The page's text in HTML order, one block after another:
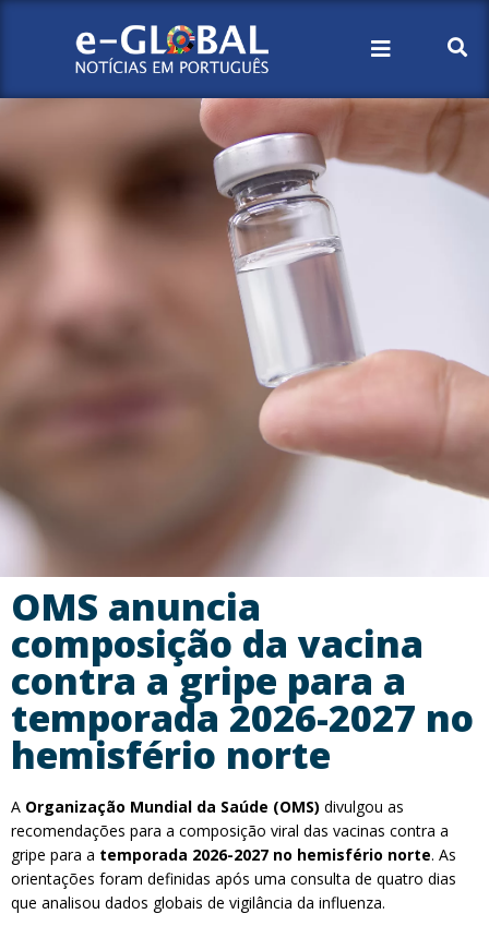
OMS anuncia
composição da vacina
contra a gripe para a
temporada 2026-2027 no
hemisfério norte
A Organização Mundial da Saúde (OMS) divulgou as
recomendações para a composição viral das vacinas contra a
gripe para a temporada 2026-2027 no hemisfério norte. As
orientações foram definidas após uma consulta de quatro dias
que analisou dados globais de vigilância da influenza.